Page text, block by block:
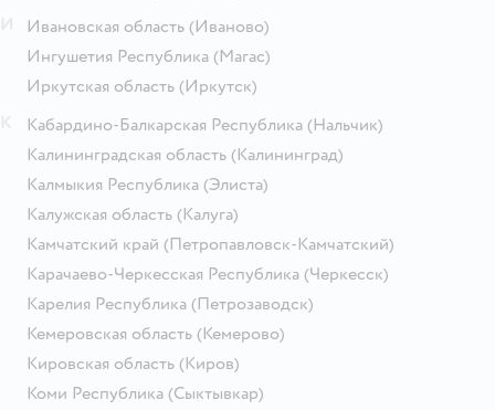
Ивановская область (Иваново)
Ингушетия Республика (Магас)
Иркутская область (Иркутск)
Кабардино-Балкарская Республика (Нальчик)
Калининградская область (Калининград)
Калмыкия Республика (Элиста)
Калужская область (Калуга)
Камчатский край (Петропавловск-Камчатский)
Карачаево-Черкесская Республика (Черкесск)
Карелия Республика (Петрозаводск)
Кемеровская область (Кемерово)
Кировская область (Киров)
Коми Республика (Сыктывкар)